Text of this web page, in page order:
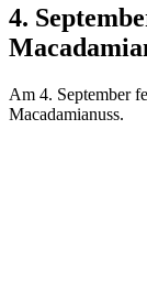
4.
Am 4. September
Macadamianuss.